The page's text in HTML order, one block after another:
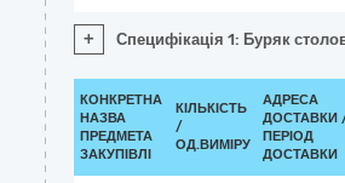
+ Специфікація 1: Буряк
КОНКРЕТНА
НАЗВА
ПРЕДМЕТА
ЗАКУПІВЛІ
КІЛЬКІСТЬ
/
ОД.ВИМІРУ
АДРЕСА
ДОСТАВКИ
ПЕРІОД
ДОСТАВКИ